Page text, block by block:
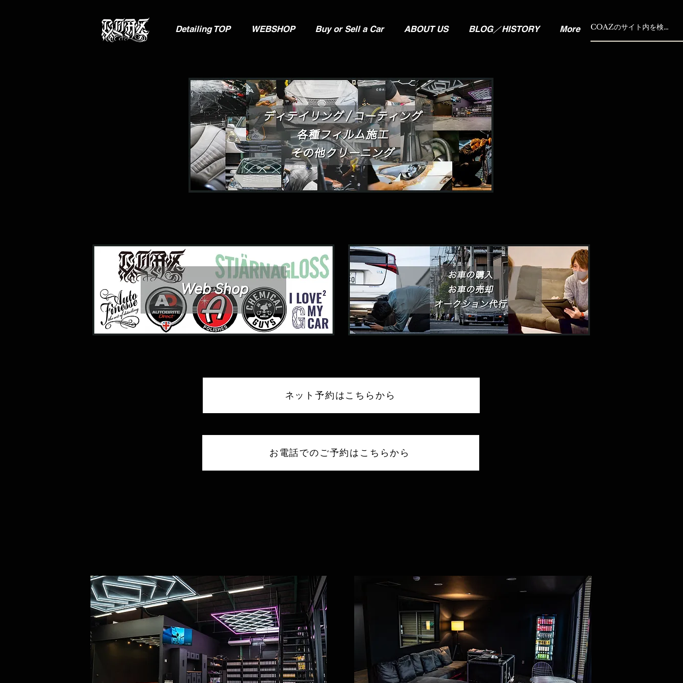
Detailing TOP WEBSHOP Buy or Sell a Car ABOUT US BLOG／HISTORY More
ネット予約はこちらから
お電話でのご予約はこちらから